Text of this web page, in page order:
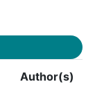
Author(s)